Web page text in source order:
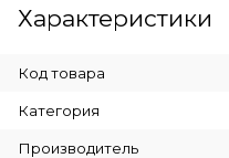
Характеристики
Код товара
Категория
Производитель